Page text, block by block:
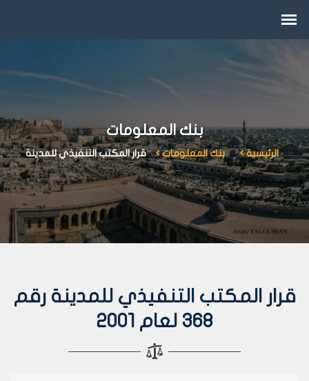
بنك المعلومات
الرئيسية بنك المعلومات قرار المكتب التنفيذي للمدينة
قرار المكتب التنفيذي للمدينة رقم
368 لعام 2001